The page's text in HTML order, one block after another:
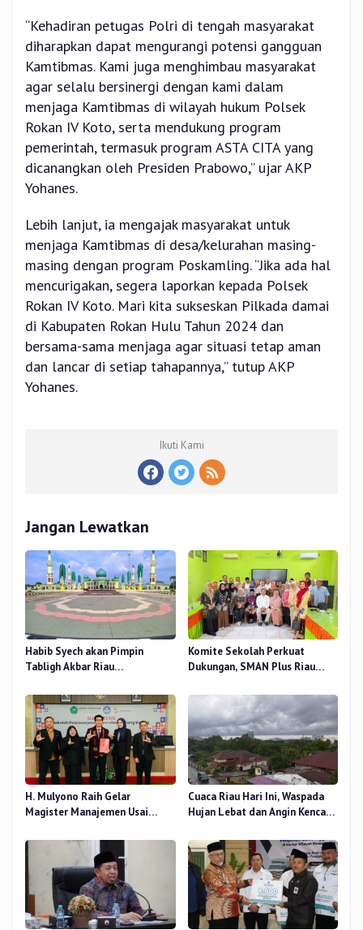
“Kehadiran petugas Polri di tengah masyarakat
diharapkan dapat mengurangi potensi gangguan
Kamtibmas. Kami juga menghimbau masyarakat
agar selalu bersinergi dengan kami dalam
menjaga Kamtibmas di wilayah hukum Polsek
Rokan IV Koto, serta mendukung program
pemerintah, termasuk program ASTA CITA yang
dicanangkan oleh Presiden Prabowo,” ujar AKP
Yohanes.
Lebih lanjut, ia mengajak masyarakat untuk
menjaga Kamtibmas di desa/kelurahan masing-
masing dengan program Poskamling. “Jika ada hal
mencurigakan, segera laporkan kepada Polsek
Rokan IV Koto. Mari kita sukseskan Pilkada damai
di Kabupaten Rokan Hulu Tahun 2024 dan
bersama-sama menjaga agar situasi tetap aman
dan lancar di setiap tahapannya,” tutup AKP
Yohanes.
Ikuti Kami
Jangan Lewatkan
Habib Syech akan Pimpin
Tabligh Akbar Riau
Nur, Besok
Komite Sekolah Perkuat
Dukungan, SMAN Plus Riau
Pendidikan
H. Mulyono Raih Gelar
Magister Manajemen Usai
Terhadap Beban Kerja
Cuaca Riau Hari Ini, Waspada
Hujan Lebat dan Angin Kencang